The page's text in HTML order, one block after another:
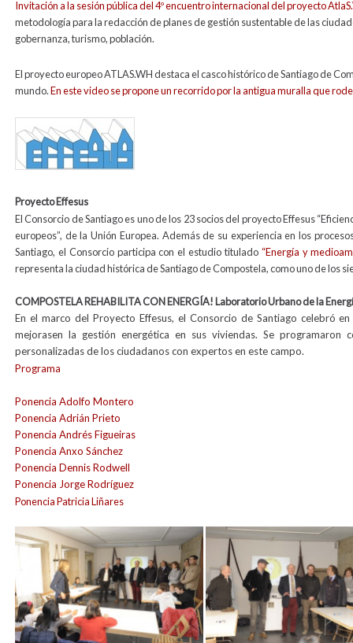
Invitación a la sesión pública del 4º encuentro internacional del proyecto
metodología para la redacción de planes de gestión sustentable de las
gobernanza, turismo, población.
El proyecto europeo ATLAS.WH destaca el casco histórico de Santiago de
mundo.En este video se propone un recorrido por la antigua muralla que
effesus_logo1.jpg
Proyecto Effesus
El Consorcio de Santiago es uno de los 23 socios del proyecto Effesus
europeos”, de la Unión Europea. Además de su experiencia en los
Santiago, el Consorcio participa con el estudio titulado “Energía y
representa la ciudad histórica de Santiago de Compostela, como uno de los
COMPOSTELA REHABILITA CON ENERGÍA! Laboratorio Urbano de la
En el marco del Proyecto Effesus, el Consorcio de Santiago celebró
mejorasen la gestión energética en sus viviendas. Se programaron
personalizadas de los ciudadanos con expertos en este campo.
Programa
Ponencia Adolfo Montero
Ponencia Adrián Prieto
Ponencia Andrés Figueiras
Ponencia Anxo Sánchez
Ponencia Dennis Rodwell
Ponencia Jorge Rodríguez
Ponencia Patricia Liñares